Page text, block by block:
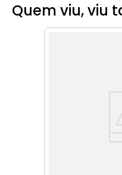
Quem viu, viu